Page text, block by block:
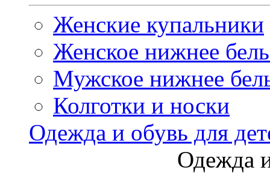
Женские купальники
Женское нижнее
Мужское нижнее
Колготки и носки
Одежда и обувь для
Одежда